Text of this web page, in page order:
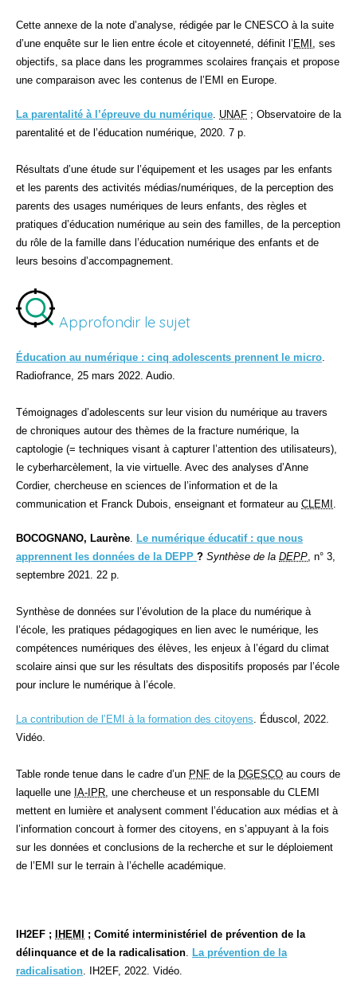
Cette annexe de la note d’analyse, rédigée par le CNESCO à la suite
d’une enquête sur le lien entre école et citoyenneté, définit l’EMI , ses
objectifs, sa place dans les programmes scolaires français et propose
une comparaison avec les contenus de l’EMI en Europe.
La parentalité à l’épreuve du numérique UNAF ; Observatoire de la
parentalité et de l’éducation numérique, 2020. 7 p.
Résultats d’une étude sur l’équipement et les usages par les enfants
et les parents des activités médias/numériques, de la perception des
parents des usages numériques de leurs enfants, des règles et
pratiques d’éducation numérique au sein des familles, de la perception
du rôle de la famille dans l’éducation numérique des enfants et de
leurs besoins d’accompagnement.
Approfondir le sujet
Éducation au numérique : cinq adolescents prennent le micro
Radiofrance, 25 mars 2022. Audio.
Témoignages d’adolescents sur leur vision du numérique au travers
de chroniques autour des thèmes de la fracture numérique, la
captologie (= techniques visant à capturer l’attention des utilisateurs),
le cyberharcèlement, la vie virtuelle. Avec des analyses d’Anne
Cordier, chercheuse en sciences de l’information et de la
communication et Franck Dubois, enseignant et formateur au CLEMI
BOCOGNANO, Laurène Le numérique éducatif : que nous
apprennent les données de la DEPP ? Synthèse de la DEPP , n° 3,
septembre 2021. 22 p.
Synthèse de données sur l’évolution de la place du numérique à
l’école, les pratiques pédagogiques en lien avec le numérique, les
compétences numériques des élèves, les enjeux à l’égard du climat
scolaire ainsi que sur les résultats des dispositifs proposés par l’école
pour inclure le numérique à l’école.
La contribution de l’EMI à la formation des citoyens Éduscol, 2022.
Vidéo.
Table ronde tenue dans le cadre d’un PNF de la DGESCO au cours de
laquelle une IA-IPR , une chercheuse et un responsable du CLEMI
mettent en lumière et analysent comment l’éducation aux médias et à
l’information concourt à former des citoyens, en s’appuyant à la fois
sur les données et conclusions de la recherche et sur le déploiement
de l’EMI sur le terrain à l’échelle académique.
IH2EF ; IHEMI ; Comité interministériel de prévention de la
délinquance et de la radicalisation La prévention de la
radicalisation . IH2EF, 2022. Vidéo.